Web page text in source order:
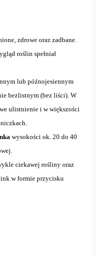
zdrowe oraz zadbane.
roślin spełniał
lub późnojesiennym
bezlistnym (bez liści). W
ulistnienie i w większości
wysokości ok. 20 do 40
ciekawej rośliny oraz
w formie przycisku